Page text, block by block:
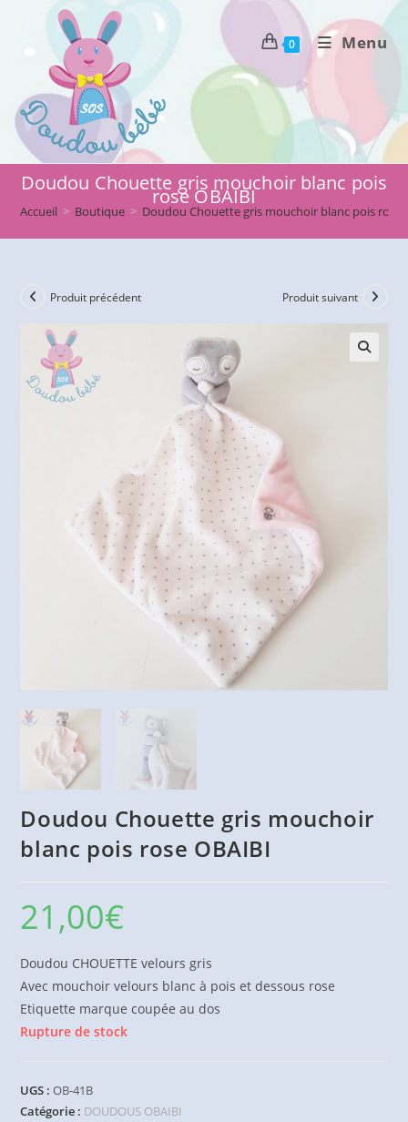
0 Menu
Doudou Chouette gris mouchoir blanc pois
rose OBAIBI
Accueil > Boutique > Doudou Chouette gris mouchoir blanc pois rose
Produit précédent Produit suivant
Doudou Chouette gris mouchoir
blanc pois rose OBAIBI
21,00€
Doudou CHOUETTE velours gris
Avec mouchoir velours blanc à pois et dessous rose
Etiquette marque coupée au dos
Rupture de stock
UGS :OB-41B
Catégorie : DOUDOUS OBAIBI